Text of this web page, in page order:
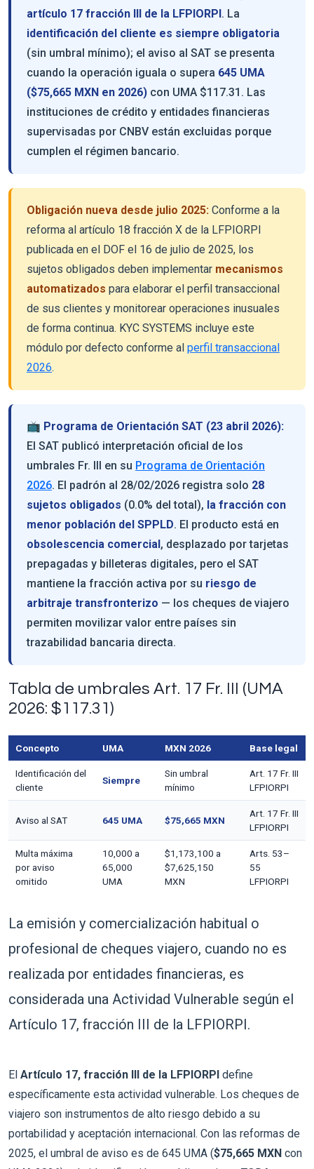
artículo 17 fracción III de la LFPIORPI. La
identificación del cliente es siempre obligatoria
(sin umbral mínimo); el aviso al SAT se presenta
cuando la operación iguala o supera 645 UMA
($75,665 MXN en 2026) con UMA $117.31. Las
instituciones de crédito y entidades financieras
supervisadas por CNBV están excluidas porque
cumplen el régimen bancario.
Obligación nueva desde julio 2025: Conforme a la
reforma al artículo 18 fracción X de la LFPIORPI
publicada en el DOF el 16 de julio de 2025, los
sujetos obligados deben implementar mecanismos
automatizados para elaborar el perfil transaccional
de sus clientes y monitorear operaciones inusuales
de forma continua. KYC SYSTEMS incluye este
módulo por defecto conforme al perfil transaccional
2026.
📺 Programa de Orientación SAT (23 abril 2026):
El SAT publicó interpretación oficial de los
umbrales Fr. III en su Programa de Orientación
2026. El padrón al 28/02/2026 registra solo 28
sujetos obligados (0.0% del total), la fracción con
menor población del SPPLD. El producto está en
obsolescencia comercial, desplazado por tarjetas
prepagadas y billeteras digitales, pero el SAT
mantiene la fracción activa por su riesgo de
arbitraje transfronterizo — los cheques de viajero
permiten movilizar valor entre países sin
trazabilidad bancaria directa.
Tabla de umbrales Art. 17 Fr. III (UMA
2026: $117.31)
Concepto UMA MXN 2026 Base legal
Identificación del
cliente
Siempre
Sin umbral
mínimo
Art. 17 Fr. III
LFPIORPI
Aviso al SAT 645 UMA $75,665 MXN
Art. 17 Fr. III
LFPIORPI
Multa máxima
por aviso
omitido
10,000 a
65,000
UMA
$1,173,100 a
$7,625,150
MXN
Arts. 53–
55
LFPIORPI
La emisión y comercialización habitual o
profesional de cheques viajero, cuando no es
realizada por entidades financieras, es
considerada una Actividad Vulnerable según el
Artículo 17, fracción III de la LFPIORPI.
El Artículo 17, fracción III de la LFPIORPI define
específicamente esta actividad vulnerable. Los cheques de
viajero son instrumentos de alto riesgo debido a su
portabilidad y aceptación internacional. Con las reformas de
2025, el umbral de aviso es de 645 UMA ($75,665 MXN con